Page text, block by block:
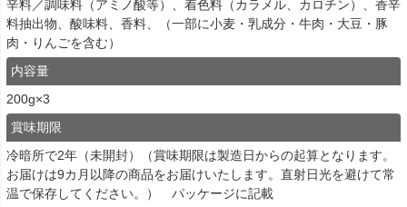
辛料／調味料（アミノ酸等）、着色料（カラメル、カロチン）、香辛
料抽出物、酸味料、香料、（一部に小麦・乳成分・牛肉・大豆・豚
肉・りんごを含む）
内容量
200g×3
賞味期限
冷暗所で2年（未開封）（賞味期限は製造日からの起算となります。
お届けは9カ月以降の商品をお届けいたします。直射日光を避けて常
温で保存してください。） パッケージに記載